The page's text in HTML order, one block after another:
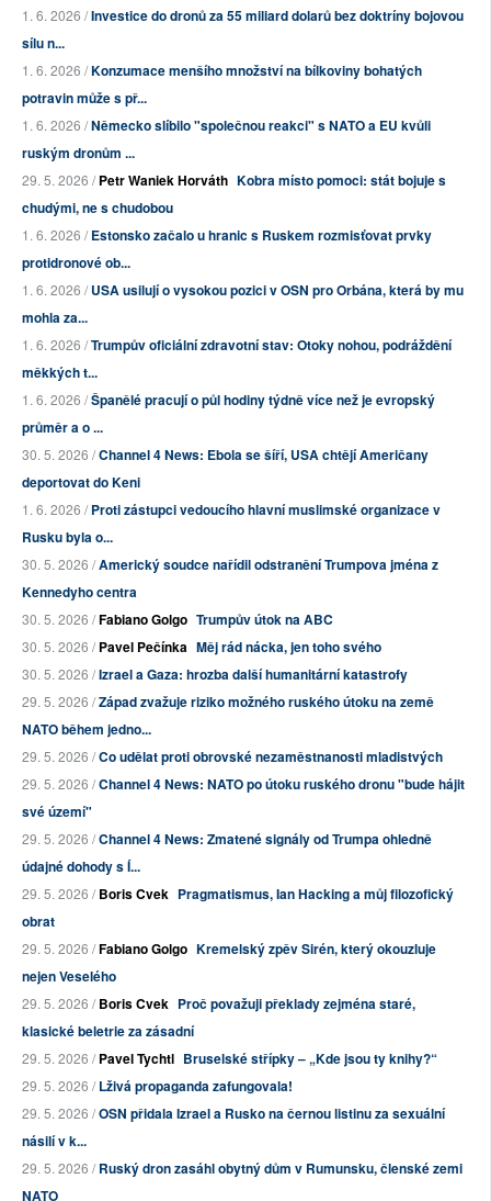
1. 6. 2026 /Investice do dronů za 55 miliard dolarů bez doktríny bojovou
sílu n...
1. 6. 2026 /Konzumace menšího množství na bílkoviny bohatých
potravin může s př...
1. 6. 2026 /Německo slíbilo "společnou reakci" s NATO a EU kvůli
ruským dronům ...
29. 5. 2026 /Petr Waniek Horváth Kobra místo pomoci: stát bojuje s
chudými, ne s chudobou
1. 6. 2026 /Estonsko začalo u hranic s Ruskem rozmisťovat prvky
protidronové ob...
1. 6. 2026 /USA usilují o vysokou pozici v OSN pro Orbána, která by mu
mohla za...
1. 6. 2026 /Trumpův oficiální zdravotní stav: Otoky nohou, podráždění
měkkých t...
1. 6. 2026 /Španělé pracují o půl hodiny týdně více než je evropský
průměr a o ...
30. 5. 2026 /Channel 4 News: Ebola se šíří, USA chtějí Američany
deportovat do Keni
1. 6. 2026 /Proti zástupci vedoucího hlavní muslimské organizace v
Rusku byla o...
30. 5. 2026 /Americký soudce nařídil odstranění Trumpova jména z
Kennedyho centra
30. 5. 2026 /Fabiano Golgo Trumpův útok na ABC
30. 5. 2026 /Pavel Pečínka Měj rád nácka, jen toho svého
30. 5. 2026 /Izrael a Gaza: hrozba další humanitární katastrofy
29. 5. 2026 /Západ zvažuje riziko možného ruského útoku na země
NATO během jedno...
29. 5. 2026 /Co udělat proti obrovské nezaměstnanosti mladistvých
29. 5. 2026 /Channel 4 News: NATO po útoku ruského dronu "bude hájit
své území"
29. 5. 2026 /Channel 4 News: Zmatené signály od Trumpa ohledně
údajné dohody s Í...
29. 5. 2026 /Boris Cvek Pragmatismus, Ian Hacking a můj filozofický
obrat
29. 5. 2026 /Fabiano Golgo Kremelský zpěv Sirén, který okouzluje
nejen Veselého
29. 5. 2026 /Boris Cvek Proč považuji překlady zejména staré,
klasické beletrie za zásadní
29. 5. 2026 /Pavel Tychtl Bruselské střípky – „Kde jsou ty knihy?“
29. 5. 2026 /Lživá propaganda zafungovala!
29. 5. 2026 /OSN přidala Izrael a Rusko na černou listinu za sexuální
násilí v k...
29. 5. 2026 /Ruský dron zasáhl obytný dům v Rumunsku, členské zemi
NATO